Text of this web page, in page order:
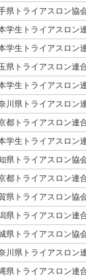
県トライアスロン協
学生トライアスロン
学生トライアスロン
県トライアスロン連
学生トライアスロン
川県トライアスロン
都トライアスロン連
学生トライアスロン
県トライアスロン協
都トライアスロン連
県トライアスロン協
県トライアスロン連
県トライアスロン協
川県トライアスロン
県トライアスロン連